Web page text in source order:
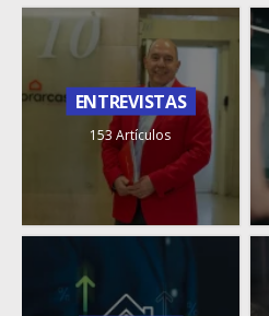
ENTREVISTAS
153 Artículos